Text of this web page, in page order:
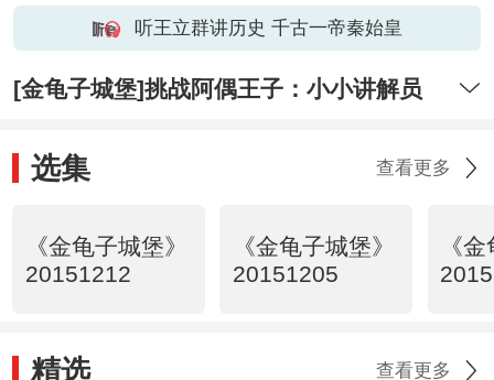
听王立群讲历史 千古一帝秦始皇
[金龟子城堡]挑战阿偶王子：小小讲解员
选集 查看更多
《金龟子城堡》
20151212
《金龟子城堡》
20151205
《
精选 查看更多